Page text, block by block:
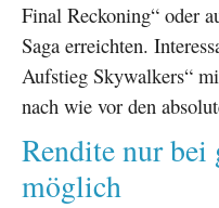
Final Reckoning“ oder
Saga erreichten.
Aufstieg Skywalkers“
nach wie vor den
Rendite nur
möglich